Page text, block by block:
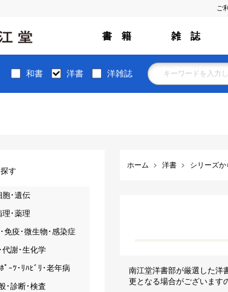
ご
書 籍 雑 誌
和書 洋書 洋雑誌
ホーム 洋書 シリーズ
南江堂洋書部が厳選した洋
更となる場合がございます
す
胞･遺伝
理･薬理
免疫･微生物･感染症
代謝･生化学
ﾟｰﾂ･ﾘﾊﾋﾞﾘ･老年病
･診断･検査